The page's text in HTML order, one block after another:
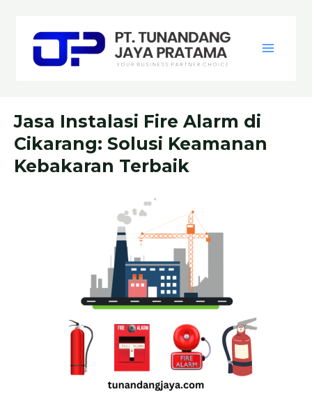
Menu
Jasa Instalasi Fire Alarm di
Cikarang: Solusi Keamanan
Kebakaran Terbaik
navigation